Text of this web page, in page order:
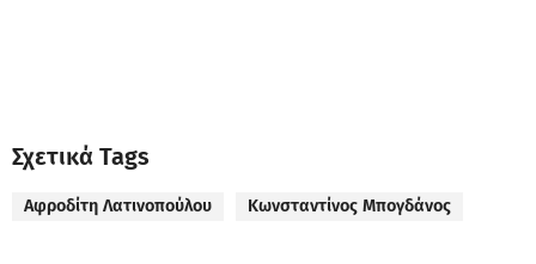
Σχετικά Tags
Αφροδίτη Λατινοπούλου Κωνσταντίνος Μπογδάνος